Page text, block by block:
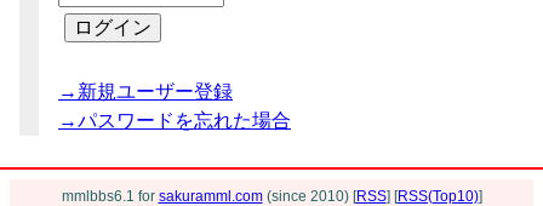
→新規ユーザー登録
→パスワードを忘れた場合
mmlbbs6.1 for sakuramml.com(since 2010) [RSS] [RSS(Top10)]